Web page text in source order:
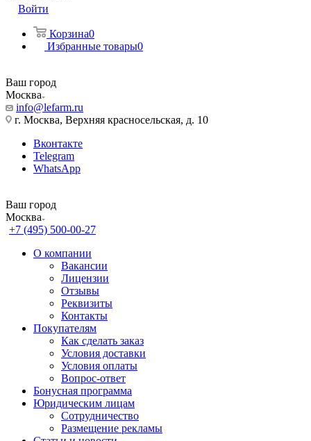
Войти
Корзина0
Избранные товары0
Ваш город
Москва
info@lefarm.ru
г. Москва, Верхняя красносельская, д. 10
Вконтакте
Telegram
WhatsApp
Ваш город
Москва
+7 (495) 500-00-27
О компании
Вакансии
Лицензии
Отзывы
Реквизиты
Контакты
Покупателям
Как сделать заказ
Условия доставки
Условия оплаты
Вопрос-ответ
Бонусная программа
Юридическим лицам
Сотрудничество
Размещение рекламы